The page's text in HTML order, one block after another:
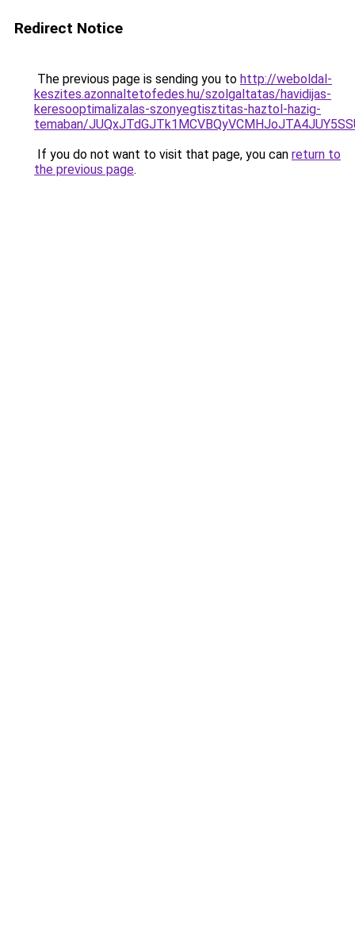
Redirect Notice
The previous page is sending you to http://weboldal-
keszites.azonnaltetofedes.hu/szolgaltatas/havidijas-
keresooptimalizalas-szonyegtisztitas-haztol-hazig-
temaban/
If you do not want to visit that page, you can return to
the previous page.